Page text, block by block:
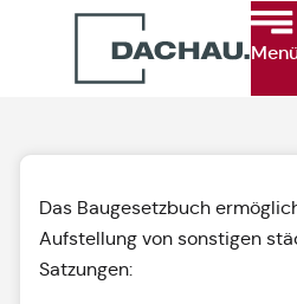
Das Baugesetzbuch
Aufstellung von sonstigen
Satzungen: